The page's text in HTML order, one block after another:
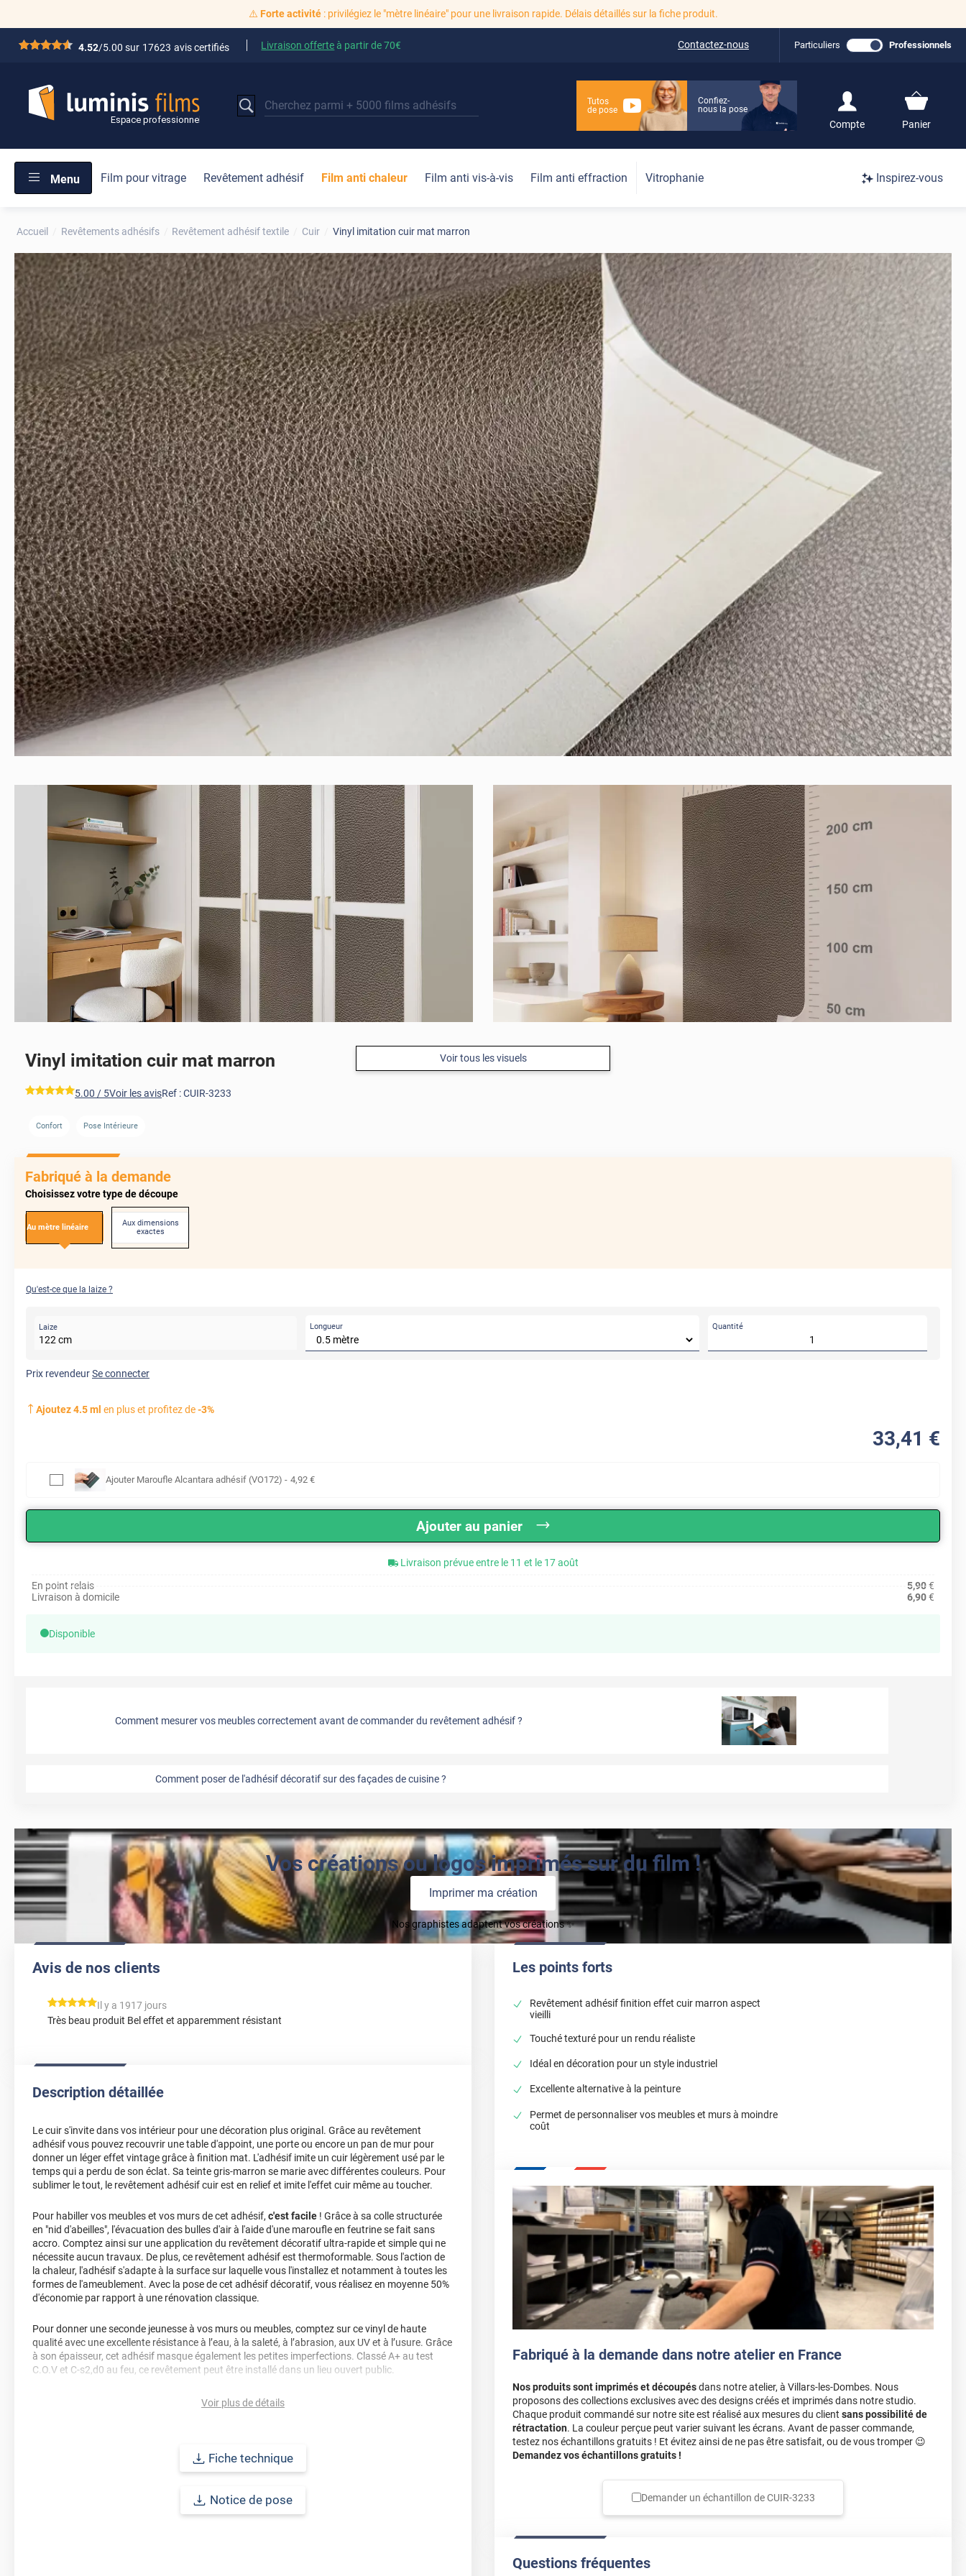
⚠️ Forte activité: privilégiez le "mètre linéaire" pour une livraison rapide. Délais détaillés sur la fiche produit.
*****4.52/5.00 sur 17623 avis certifiés Livraison offerteà partir de70€ Contactez-nous Particuliers Professionnels
Tutos
de pose
Confiez-
nous la pose
Compte
S'inscrire / Se
Panier
Menu Film pour vitrage Revêtement adhésif Film anti chaleur Film anti vis-à-vis Film anti effraction Vitrophanie Inspirez-vous
Accueil Revêtements adhésifs Revêtement adhésif textile Cuir Vinyl imitation cuir mat marron
Voir tous les visuels
Vinyl imitation cuir mat marron
*****
5.00 / 5Voir les avisRef :CUIR-3233
Confort Pose Intérieure
Fabriqué à la demande
Choisissez votre type de découpe
Au mètre linéaire
Aux dimensions
exactes
Qu'est-ce que la laize ?
Laize
122cm
Longueur Quantité
Prix revendeurSe connecter
Ajoutez4.5ml en plus et profitez de-3%
33,41 €
Ajouter Maroufle Alcantara adhésif (VO172) - 4,92 €
Ajouter au panier
Livraison prévue entre le 11 et le 17 août
En point relais
5,90€
Livraison à domicile
6,90€
Disponible
Comment mesurer vos meubles correctement avant de commander du revêtement adhésif ?
Comment poser de l'adhésif décoratif sur des façades de cuisine ?
Vos créations ou logos imprimés sur du film !
Imprimer ma création
Nos graphistes adaptent vos créations ✨
Avis de nos clients
*****
Il y a 1917 jours
Très beau produit Bel effet et apparemment résistant
Description détaillée
Le cuir s'invite dans vos intérieur pour une décoration plus original. Grâce au revêtement
adhésif vous pouvez recouvrir une table d'appoint, une porte ou encore un pan de mur pour
donner un léger effet vintage grâce à finition mat. L'adhésif imite un cuir légèrement usé par le
temps qui a perdu de son éclat. Sa teinte gris-marron se marie avec différentes couleurs. Pour
sublimer le tout, le revêtement adhésif cuir est en relief et imite l'effet cuir même au toucher.
Pour habiller vos meubles et vos murs de cet adhésif, c'est facile ! Grâce à sa colle structurée
en "nid d'abeilles", l'évacuation des bulles d'air à l'aide d'une maroufle en feutrine se fait sans
accro. Comptez ainsi sur une application du revêtement décoratif ultra-rapide et simple qui ne
nécessite aucun travaux. De plus, ce revêtement adhésif est thermoformable. Sous l'action de
la chaleur, l'adhésif s'adapte à la surface sur laquelle vous l'installez et notamment à toutes les
formes de l'ameublement. Avec la pose de cet adhésif décoratif, vous réalisez en moyenne 50%
d'économie par rapport à une rénovation classique.
Pour donner une seconde jeunesse à vos murs ou meubles, comptez sur ce vinyl de haute
qualité avec une excellente résistance à l’eau, à la saleté, à l’abrasion, aux UV et à l’usure. Grâce
à son épaisseur, cet adhésif masque également les petites imperfections. Classé A+ au test
C.O.V et C-s2,d0 au feu, ce revêtement peut être installé dans un lieu ouvert public.
: 10 ans en pose intérieur (anti craquèlement, écaillage, délamination et
faire une demande d'échantillons gratuite.
Voir plus de détails
Fiche technique
Notice de pose
Les points forts
Revêtement adhésif finition effet cuir marron aspect
vieilli
Touché texturé pour un rendu réaliste
Idéal en décoration pour un style industriel
Excellente alternative à la peinture
Permet de personnaliser vos meubles et murs à moindre
coût
Fabriqué à la demande dans notre atelier en France
Nos produits sont imprimés et découpésdans notre atelier, à Villars-les-Dombes. Nous
proposons des collections exclusives avec des designs créés et imprimés dans notre studio.
Chaque produit commandé sur notre site est réalisé aux mesures du client sans possibilité de
rétractation. La couleur perçue peut varier suivant les écrans. Avant de passer commande,
testez nos échantillons gratuits ! Et évitez ainsi de ne pas être satisfait, ou de vous tromper 😉
Demandez vos échantillons gratuits !
Demander un échantillon deCUIR-3233
Questions fréquentes